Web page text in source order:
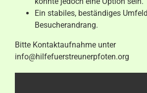
Ein stabiles, beständiges
Besucherandrang.
Bitte Kontaktaufnahme unter
info@hilfefuerstreunerpfoten.org